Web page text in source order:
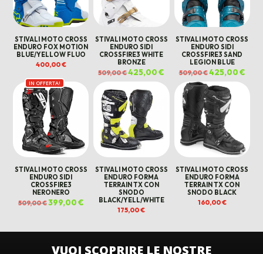
STIVALI MOTO CROSS
ENDURO FOX MOTION
BLUE/YELLOW FLUO
400,00€
STIVALI MOTO CROSS
ENDURO SIDI
CROSSFIRE3 WHITE
BRONZE
509,00€Il
prezzo
originale
era:
509,00 €.
425,00€
prezzo
attuale
è:
425,00 €.
STIVALI MOTO CROSS
ENDURO SIDI
CROSSFIRE3 SAND
LEGION BLUE
509,00€Il
prezzo
originale
era:
509,00 €.
425,00€Il
è:
IN OFFERTA!
STIVALI MOTO CROSS
ENDURO SIDI
CROSSFIRE3
NERONERO
509,00€ Il
prezzo
399,00€Il
prezzo
STIVALI MOTO CROSS
ENDURO FORMA
TERRAIN TX CON
SNODO
BLACK/YELL/WHITE
175,00€
STIVALI MOTO CROSS
ENDURO FORMA
TERRAIN TX CON
SNODO BLACK
160,00€
VUOI SCOPRIRE LE NOSTRE